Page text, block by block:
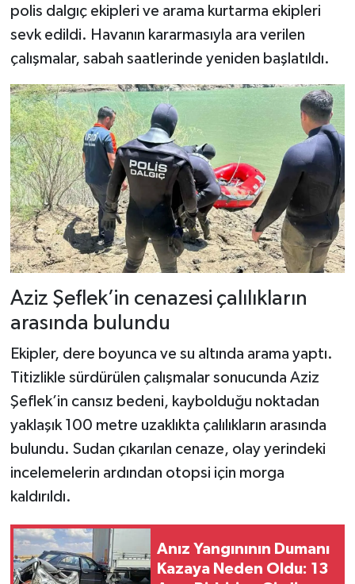
polis dalgıç ekipleri ve arama kurtarma ekipleri
sevk edildi. Havanın kararmasıyla ara verilen
çalışmalar, sabah saatlerinde yeniden başlatıldı.
Aziz Şeflek’in cenazesi çalılıkların
arasında bulundu
Ekipler, dere boyunca ve su altında arama yaptı.
Titizlikle sürdürülen çalışmalar sonucunda Aziz
Şeflek’in cansız bedeni, kaybolduğu noktadan
yaklaşık 100 metre uzaklıkta çalılıkların arasında
bulundu. Sudan çıkarılan cenaze, olay yerindeki
incelemelerin ardından otopsi için morga
kaldırıldı.
Anız Yangınının Dumanı
Kazaya Neden Oldu: 13